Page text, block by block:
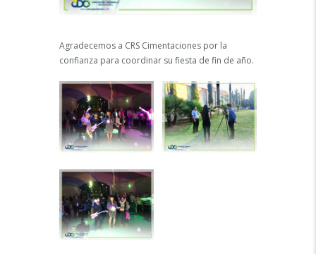
Agradecemos a CRS Cimentaciones por la
confianza para coordinar su fiesta de fin de año.